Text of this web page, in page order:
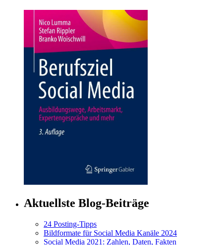
Aktuellste Blog-Beiträge
24 Posting-Tipps
Bildformate für Social Media Kanäle 2024
Social Media 2021: Zahlen, Daten, Fakten